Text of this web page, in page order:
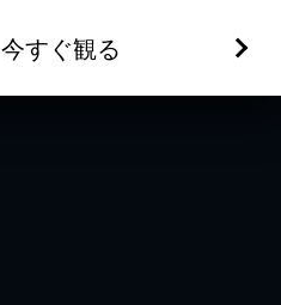
今すぐ観る